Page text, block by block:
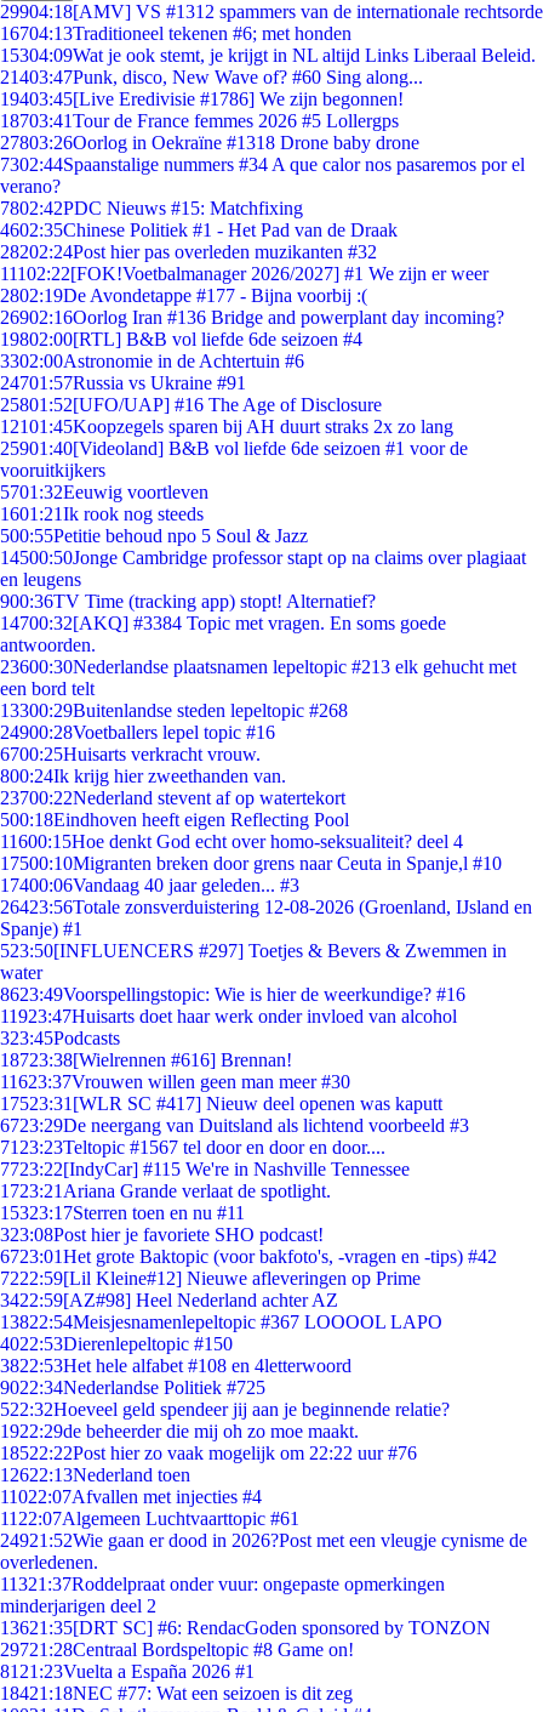
29904:18[AMV] VS #1312 spammers van de internationale rechtsorde
16704:13Traditioneel tekenen #6; met honden
15304:09Wat je ook stemt, je krijgt in NL altijd Links Liberaal Beleid.
21403:47Punk, disco, New Wave of? #60 Sing along...
19403:45[Live Eredivisie #1786] We zijn begonnen!
18703:41Tour de France femmes 2026 #5 Lollergps
27803:26Oorlog in Oekraïne #1318 Drone baby drone
7302:44Spaanstalige nummers #34 A que calor nos pasaremos por el
verano?
7802:42PDC Nieuws #15: Matchfixing
4602:35Chinese Politiek #1 - Het Pad van de Draak
28202:24Post hier pas overleden muzikanten #32
11102:22[FOK!Voetbalmanager 2026/2027] #1 We zijn er weer
2802:19De Avondetappe #177 - Bijna voorbij :(
26902:16Oorlog Iran #136 Bridge and powerplant day incoming?
19802:00[RTL] B&B vol liefde 6de seizoen #4
3302:00Astronomie in de Achtertuin #6
24701:57Russia vs Ukraine #91
25801:52[UFO/UAP] #16 The Age of Disclosure
12101:45Koopzegels sparen bij AH duurt straks 2x zo lang
25901:40[Videoland] B&B vol liefde 6de seizoen #1 voor de
vooruitkijkers
5701:32Eeuwig voortleven
1601:21Ik rook nog steeds
500:55Petitie behoud npo 5 Soul & Jazz
14500:50Jonge Cambridge professor stapt op na claims over plagiaat
en leugens
900:36TV Time (tracking app) stopt! Alternatief?
14700:32[AKQ] #3384 Topic met vragen. En soms goede
antwoorden.
23600:30Nederlandse plaatsnamen lepeltopic #213 elk gehucht met
een bord telt
13300:29Buitenlandse steden lepeltopic #268
24900:28Voetballers lepel topic #16
6700:25Huisarts verkracht vrouw.
800:24Ik krijg hier zweethanden van.
23700:22Nederland stevent af op watertekort
500:18Eindhoven heeft eigen Reflecting Pool
11600:15Hoe denkt God echt over homo-seksualiteit? deel 4
17500:10Migranten breken door grens naar Ceuta in Spanje,l #10
17400:06Vandaag 40 jaar geleden... #3
26423:56Totale zonsverduistering 12-08-2026 (Groenland, IJsland en
Spanje) #1
523:50[INFLUENCERS #297] Toetjes & Bevers & Zwemmen in
water
8623:49Voorspellingstopic: Wie is hier de weerkundige? #16
11923:47Huisarts doet haar werk onder invloed van alcohol
323:45Podcasts
18723:38[Wielrennen #616] Brennan!
11623:37Vrouwen willen geen man meer #30
17523:31 [WLR SC #417] Nieuw deel openen was kaputt
6723:29De neergang van Duitsland als lichtend voorbeeld #3
71 23:23Teltopic #1567 tel door en door en door....
7723:22[IndyCar] #115 We're in Nashville Tennessee
1723:21 Ariana Grande verlaat de spotlight.
15323:17Sterren toen en nu #11
323:08Post hier je favoriete SHO podcast!
6723:01Het grote Baktopic (voor bakfoto's, -vragen en -tips) #42
7222:59[Lil Kleine#12] Nieuwe afleveringen op Prime
3422:59[AZ#98] Heel Nederland achter AZ
13822:54Meisjesnamenlepeltopic #367 LOOOOL LAPO
4022:53Dierenlepeltopic #150
3822:53Het hele alfabet #108 en 4letterwoord
9022:34Nederlandse Politiek #725
522:32Hoeveel geld spendeer jij aan je beginnende relatie?
1922:29de beheerder die mij oh zo moe maakt.
18522:22Post hier zo vaak mogelijk om 22:22 uur #76
12622:13Nederland toen
11022:07Afvallen met injecties #4
11 22:07Algemeen Luchtvaarttopic #61
24921:52Wie gaan er dood in 2026?Post met een vleugje cynisme de
overledenen.
11321:37Roddelpraat onder vuur: ongepaste opmerkingen
minderjarigen deel 2
13621:35[DRT SC] #6: RendacGoden sponsored by TONZON
29721:28Centraal Bordspeltopic #8 Game on!
81 21:23Vuelta a España 2026 #1
18421:18NEC #77: Wat een seizoen is dit zeg